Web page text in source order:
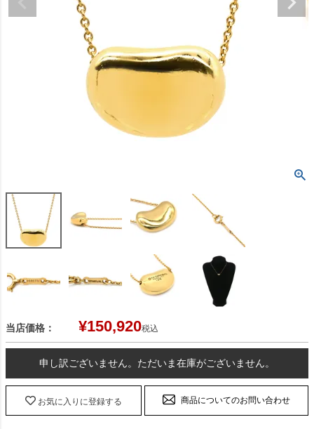
当店価格： ¥150,920税込
申し訳ございません。ただいま在庫がございません。
お気に入りに登録する 商品についてのお問い合わせ